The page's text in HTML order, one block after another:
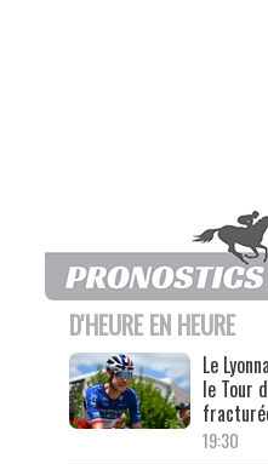
D'HEURE EN HEURE
Le
le Tour
19:30